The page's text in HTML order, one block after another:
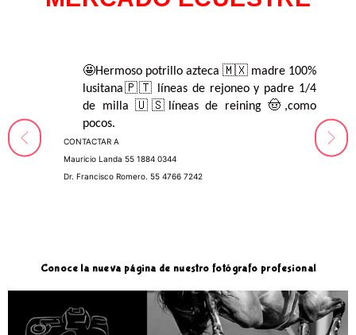
🤩Hermoso potrillo azteca 🇲🇽 madre 100%
lusitana🇵🇹 líneas de rejoneo y padre 1/4
de milla🇺🇸 líneas de reining🤠 ,como
pocos.
CONTACTAR A
Mauricio Landa 55 1884 0344
Dr. Francisco Romero. 55 4766 7242
$48,500.00
Conoce la nueva página de nuestro fotógrafo profesional